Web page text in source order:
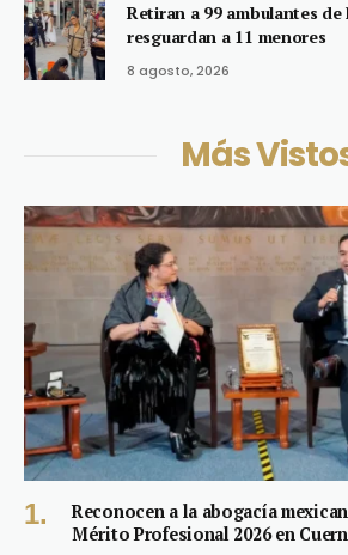
Retiran a 99 ambulantes
resguardan a 11 menores
8 agosto, 2026
Más
Reconocen a la abogacía
Mérito Profesional 2026 en